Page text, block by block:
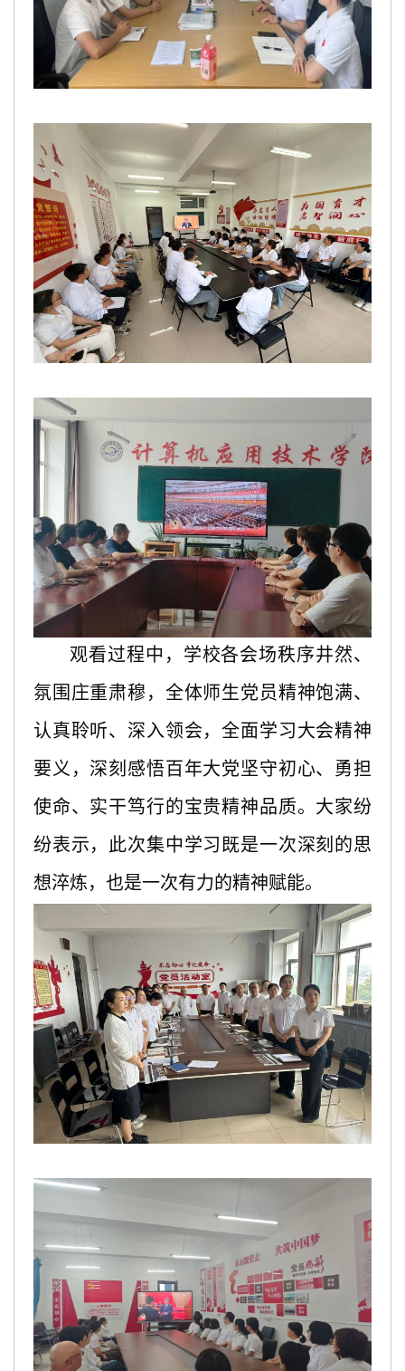
观看过程中，学校各会场秩序井然、
氛围庄重肃穆，全体师生党员精神饱满、
认真聆听、深入领会，全面学习大会精神
要义，深刻感悟百年大党坚守初心、勇担
使命、实干笃行的宝贵精神品质。大家纷
纷表示，此次集中学习既是一次深刻的思
想淬炼，也是一次有力的精神赋能。